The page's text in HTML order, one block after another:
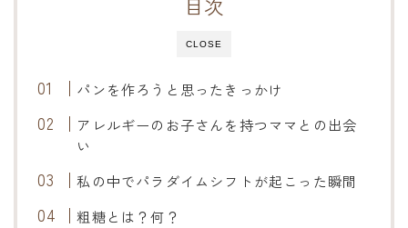
お問い合わせ
CLOSE
目次
パンを作ろうと思ったきっかけ
アレルギーのお子さんを持つママとの出会
い
私の中でパラダイムシフトが起こった瞬間
粗糖とは？何？